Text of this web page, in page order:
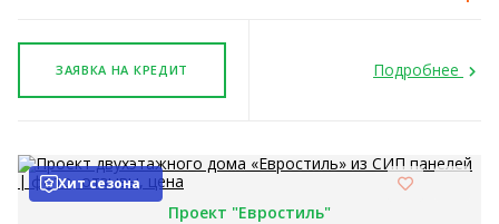
ЗАЯВКА НА КРЕДИТ Подробнее
Хит сезона
Проект "Евростиль"